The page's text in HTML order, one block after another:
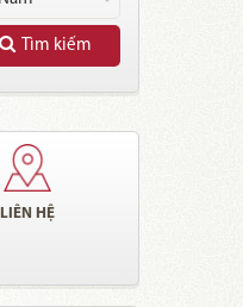
Tìm kiếm
LIÊN HỆ